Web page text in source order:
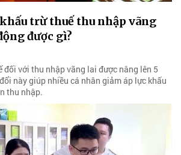
trừ thuế thu nhập vãng
được gì?
đối với thu nhập vãng lai được nâng lên 5
này giúp nhiều cá nhân giảm áp lực khấu
thu nhập.